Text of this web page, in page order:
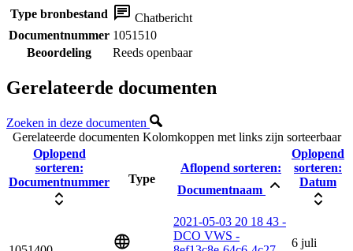
Type bronbestand
Chatbericht
Documentnummer 1051510
Beoordeling
Reeds openbaar
Gerelateerde documenten
Zoeken in deze documenten
Gerelateerde documenten Kolomkoppen met links zijn sorteerbaar
Oplopend
sorteren:
Documentnummer
Type
Aflopend sorteren:
Documentnaam
Oplopend
sorteren:
Datum
2021-05-03 20 18 43 -
DCO VWS -
6 juli